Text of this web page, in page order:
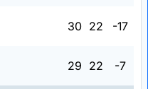
30 22 -17
29 22 -7